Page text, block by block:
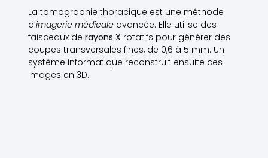
La tomographie thoracique est une méthode
d’imagerie médicaleavancée. Elle utilise des
faisceaux de rayons X rotatifs pour générer des
coupes transversales fines, de 0,6 à 5 mm. Un
système informatique reconstruit ensuite ces
images en 3D.